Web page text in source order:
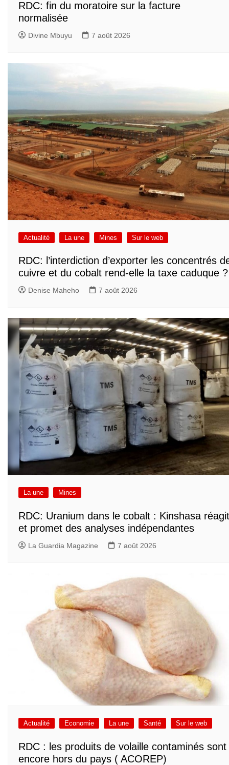
RDC: fin du moratoire sur la facture
normalisée
Divine Mbuyu 7 août 2026
Actualité La une Mines Sur le web
RDC: l’interdiction d’exporter les concentrés
cuivre et du cobalt rend-elle la taxe caduque ?
Denise Maheho 7 août 2026
La une Mines
RDC: Uranium dans le cobalt : Kinshasa réagit
et promet des analyses indépendantes
La Guardia Magazine 7 août 2026
Actualité Economie La une Santé Sur le web
RDC : les produits de volaille contaminés sont
encore hors du pays ( ACOREP)